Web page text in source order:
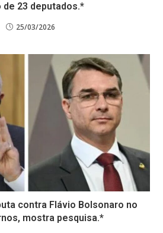
de 23 deputados.*
25/03/2026
contra Flávio Bolsonaro no
mostra pesquisa.*